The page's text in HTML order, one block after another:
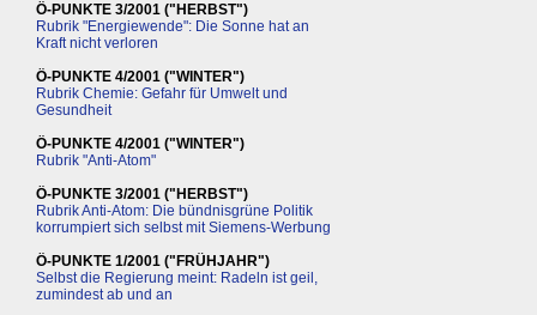
Ö-PUNKTE 3/2001 ("HERBST")
Rubrik "Energiewende": Die Sonne hat an
Kraft nicht verloren
Ö-PUNKTE 4/2001 ("WINTER")
Rubrik Chemie: Gefahr für Umwelt und
Gesundheit
Ö-PUNKTE 4/2001 ("WINTER")
Rubrik "Anti-Atom"
Ö-PUNKTE 3/2001 ("HERBST")
Rubrik Anti-Atom: Die bündnisgrüne Politik
korrumpiert sich selbst mit Siemens-Werbung
Ö-PUNKTE 1/2001 ("FRÜHJAHR")
Selbst die Regierung meint: Radeln ist geil,
zumindest ab und an